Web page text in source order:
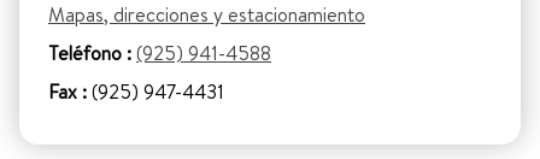
Mapas, direcciones y estacionamiento
Teléfono :(925) 941-4588
Fax :(925) 947-4431